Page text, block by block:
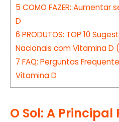
5 COMO FAZER: Aumentar
D
6 PRODUTOS: TOP 10
Nacionais com Vitamina D
7 FAQ: Perguntas
Vitamina D
O Sol: A